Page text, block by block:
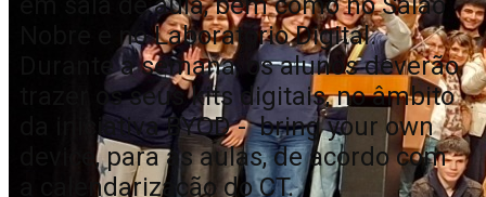
Nobre e no Laboratório Digital.
Durante a semana, os alunos deverão
trazer os seus kits digitais, no âmbito
da iniciativa BYOD - bring your own
device, para as aulas, de acordo com
a calendarização do CT.